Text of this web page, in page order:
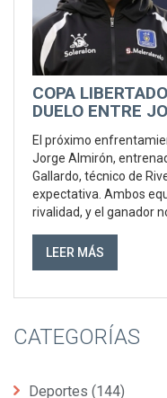
COPA
DUELO ENTRE
El próximo
Jorge Almirón,
Gallardo, técnico de
expectativa. Ambos
rivalidad, y el ganador
duelo promete ser un
LEER MÁS
CATEGORÍAS
Deportes (144)